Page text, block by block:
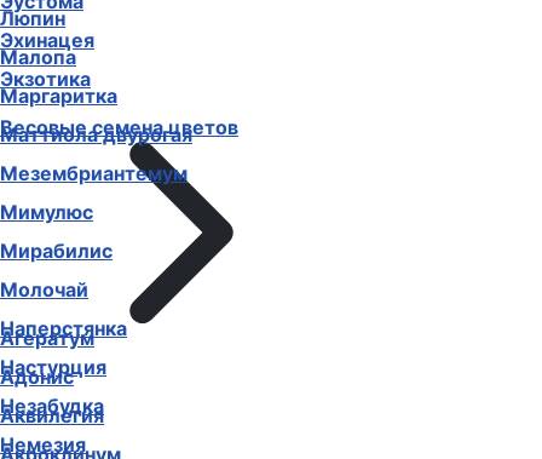
Эхинацея
Экзотика
Весовые семена цветов
Агератум
Адонис
Аквилегия
Акроклинум
Люпин
Малопа
Маргаритка
Маттиола двурогая
Мезембриантемум
Мимулюс
Мирабилис
Молочай
Наперстянка
Настурция
Незабудка
Немезия